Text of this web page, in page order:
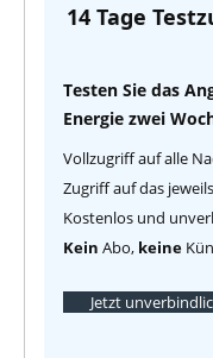
14 Tage
Testen Sie das
Energie zwei
Vollzugriff auf alle
Zugriff auf das
Kostenlos und
Kein Abo, keine
Jetzt